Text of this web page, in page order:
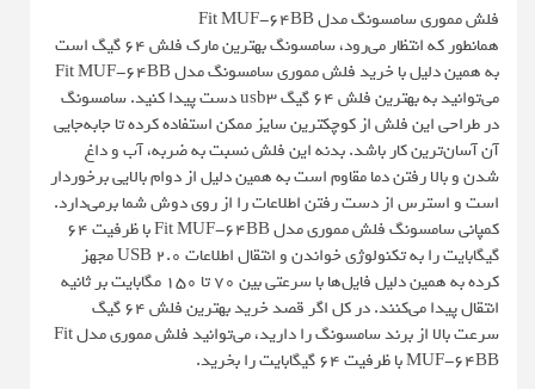
فلش مموری سامسونگ مدل Fit MUF-64BB
همانطور که انتظار می‌رود، سامسونگ بهترین مارک فلش 64 گیگ است
به همین دلیل با خرید فلش مموری سامسونگ مدل Fit MUF-64BB
می‌توانید به بهترین فلش 64 گیگ usb3 دست پیدا کنید. سامسونگ
در طراحی این فلش از کوچکترین سایز ممکن استفاده کرده تا جابه‌جایی
آن آسان‌ترین کار باشد. بدنه این فلش نسبت به ضربه، آب و داغ
شدن و بالا رفتن دما مقاوم است به همین دلیل از دوام بالایی برخوردار
است و استرس از دست رفتن اطلاعات را از روی دوش شما برمی‌دارد.
کمپانی سامسونگ فلش مموری مدل Fit MUF-64BB با ظرفیت 64
گیگابایت را به تکنولوژی خواندن و انتقال اطلاعات USB 2.0 مجهز
کرده به همین دلیل فایل‌ها با سرعتی بین 70 تا 150 مگابایت بر ثانیه
انتقال پیدا می‌کنند. در کل اگر قصد خرید بهترین فلش 64 گیگ
سرعت بالا از برند سامسونگ را دارید، می‌توانید فلش مموری مدل Fit
MUF-64BB با ظرفیت 64 گیگابایت را بخرید.